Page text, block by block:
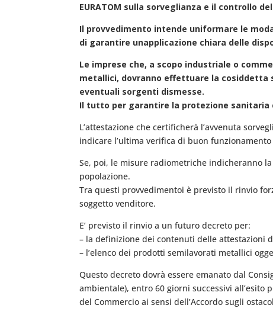
EURATOM sulla sorveglianza e il controllo
Il provvedimento intende uniformare le
di garantire unapplicazione chiara delle
Le imprese che, a scopo industriale o
metallici, dovranno effettuare la cosiddetta
eventuali sorgenti dismesse.
Il tutto per garantire la protezione sanitaria
L’attestazione che certificherà l’avvenuta
indicare l’ultima verifica di buon
Se, poi, le misure radiometriche indicheranno
popolazione.
Tra questi provvedimentoi è previsto il rinvio
soggetto venditore.
E’ previsto il rinvio a un futuro decreto per:
– la definizione dei contenuti delle attestazioni
– l’elenco dei prodotti semilavorati metallici
Questo decreto dovrà essere emanato dal
ambientale), entro 60 giorni successivi all’esito
del Commercio ai sensi dell’Accordo sugli